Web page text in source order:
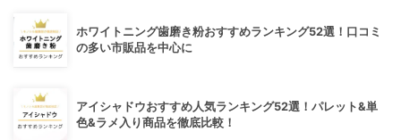
ホワイトニング歯磨き粉おすすめランキング52選！口コミ
の多い市販品を中心に
アイシャドウおすすめ人気ランキング52選！パレット&単
色&ラメ入り商品を徹底比較！